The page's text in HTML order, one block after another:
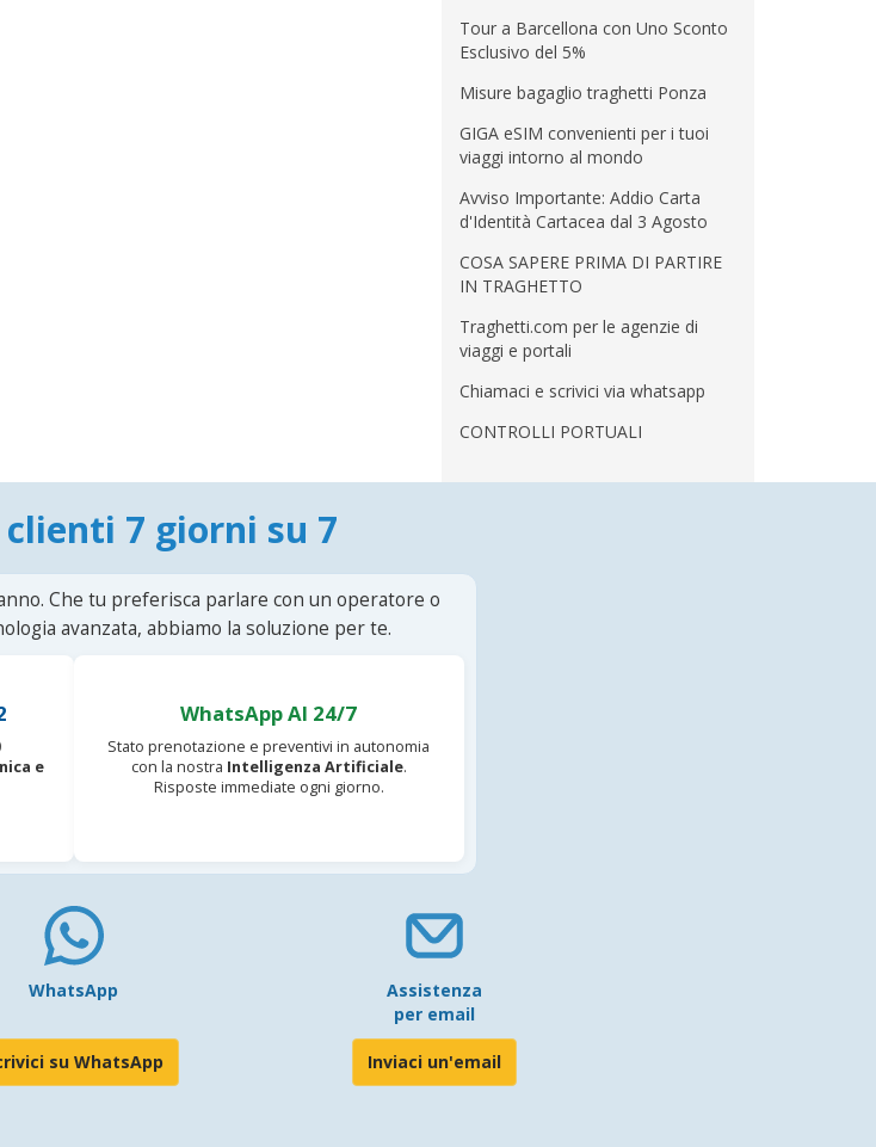
Tour a Barcellona con Uno Sconto
Esclusivo del 5%
Misure bagaglio traghetti Ponza
GIGA eSIM convenienti per i tuoi
viaggi intorno al mondo
Avviso Importante: Addio Carta
d'Identità Cartacea dal 3 Agosto
COSA SAPERE PRIMA DI PARTIRE
IN TRAGHETTO
Traghetti.com per le agenzie di
viaggi e portali
Chiamaci e scrivici via whatsapp
CONTROLLI PORTUALI
7 giorni su 7
Che tu preferisca parlare con un operatore o
avanzata, abbiamo la soluzione per te.
e
WhatsApp AI 24/7
Stato prenotazione e preventivi in autonomia
con la nostra Intelligenza Artificiale.
Risposte immediate ogni giorno.
WhatsApp
su WhatsApp
Assistenza
per email
Inviaci un'email